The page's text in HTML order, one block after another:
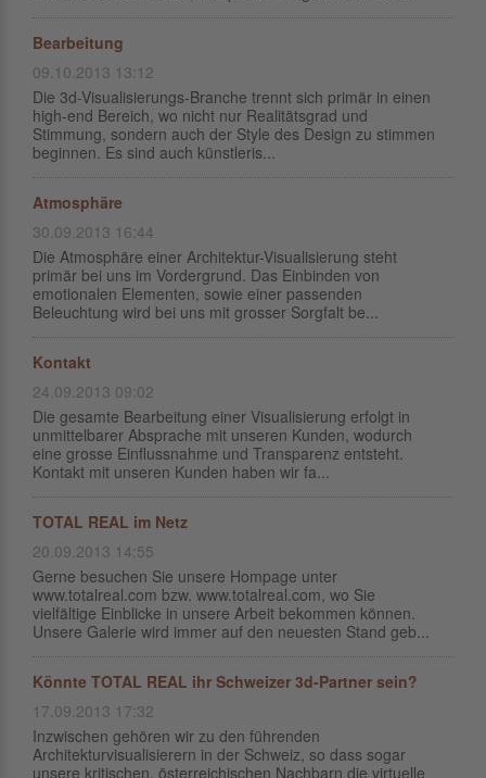
Bearbeitung
09.10.2013 13:12
Die 3d-Visualisierungs-Branche trennt sich primär in einen
high-end Bereich, wo nicht nur Realitätsgrad und
Stimmung, sondern auch der Style des Design zu stimmen
beginnen. Es sind auch künstleris...
Atmosphäre
30.09.2013 16:44
Die Atmosphäre einer Architektur-Visualisierung steht
primär bei uns im Vordergrund. Das Einbinden von
emotionalen Elementen, sowie einer passenden
Beleuchtung wird bei uns mit grosser Sorgfalt be...
Kontakt
24.09.2013 09:02
Die gesamte Bearbeitung einer Visualisierung erfolgt in
unmittelbarer Absprache mit unseren Kunden, wodurch
eine grosse Einflussnahme und Transparenz entsteht.
Kontakt mit unseren Kunden haben wir fa...
TOTAL REAL im Netz
20.09.2013 14:55
Gerne besuchen Sie unsere Hompage unter
www.totalreal.com bzw. www.totalreal.com, wo Sie
vielfältige Einblicke in unsere Arbeit bekommen können.
Unsere Galerie wird immer auf den neuesten Stand geb...
Könnte TOTAL REAL ihr Schweizer 3d-Partner sein?
17.09.2013 17:32
Inzwischen gehören wir zu den führenden
Architekturvisualisierern in der Schweiz, so dass sogar
unsere kritischen, österreichischen Nachbarn die virtuelle